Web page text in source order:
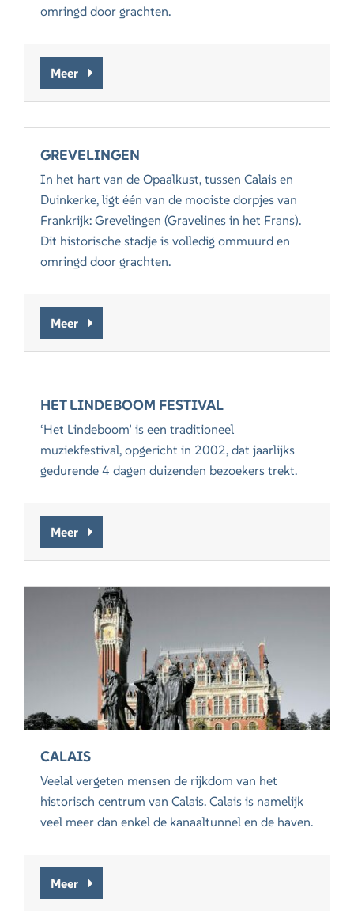
omringd door grachten.
Meer
GREVELINGEN
In het hart van de Opaalkust, tussen Calais en
Duinkerke, ligt één van de mooiste dorpjes van
Frankrijk: Grevelingen (Gravelines in het Frans).
Dit historische stadje is volledig ommuurd en
omringd door grachten.
Meer
HET LINDEBOOM FESTIVAL
‘Het Lindeboom’ is een traditioneel
muziekfestival, opgericht in 2002, dat jaarlijks
gedurende 4 dagen duizenden bezoekers trekt.
Meer
CALAIS
Veelal vergeten mensen de rijkdom van het
historisch centrum van Calais. Calais is namelijk
veel meer dan enkel de kanaaltunnel en de haven.
Meer